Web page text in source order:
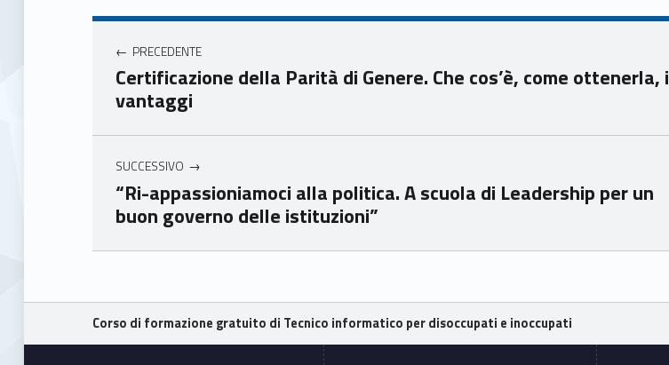
Unio
mer
e
Ven
Unio
e
Unio
e
Unio
e
Navigazione articoli
PRECEDENTE
Certificazione della Parità di Genere. Che cos’è, come ottenerla, i
vantaggi
SUCCESSIVO
“Ri-appassioniamoci alla politica. A scuola di Leadership per un
buon governo delle istituzioni”
Skip back to main navigation
Breadcrumbs navigation
Corso di formazione gratuito di Tecnico informatico per disoccupati e inoccupati
Footer sidebar